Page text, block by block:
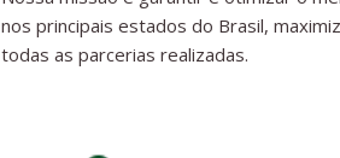
nos principais estados do Brasil,
todas as parcerias realizadas.